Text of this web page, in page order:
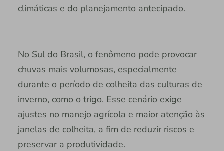
climáticas e do planejamento antecipado.
No Sul do Brasil, o fenômeno pode provocar
chuvas mais volumosas, especialmente
durante o período de colheita das culturas de
inverno, como o trigo. Esse cenário exige
ajustes no manejo agrícola e maior atenção às
janelas de colheita, a fim de reduzir riscos e
preservar a produtividade.